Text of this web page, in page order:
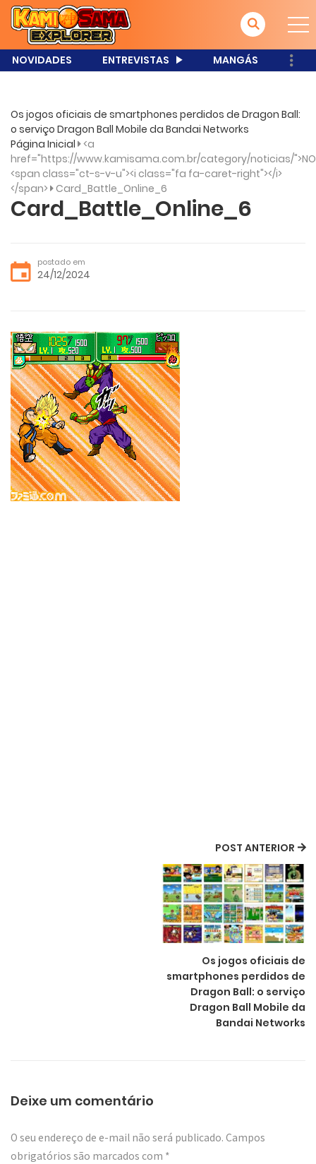
NOVIDADES ENTREVISTAS MANGÁS
Os jogos oficiais de smartphones perdidos de Dragon Ball:
o serviço Dragon Ball Mobile da Bandai Networks
Página Inicial <a
href="https://www.kamisama.com.br/category/noticias/
<span class="ct-s-v-u"><i class="fa fa-caret-right"></i>
</span> Card_Battle_Online_6
Card_Battle_Online_6
postado em
24/12/2024
POST ANTERIOR
Os jogos oficiais de
smartphones perdidos de
Dragon Ball: o serviço
Dragon Ball Mobile da
Bandai Networks
Deixe um comentário
O seu endereço de e-mail não será publicado. Campos
obrigatórios são marcados com *